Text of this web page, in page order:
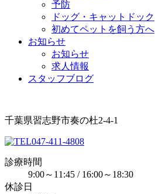
予防
ドッグ・キャットドック
初めてペットを飼う方へ
お知らせ
お知らせ
求人情報
スタッフブログ
千葉県習志野市奏の杜2-4-1
047-411-4808
診療時間
9:00～11:45 / 16:00～18:30
休診日